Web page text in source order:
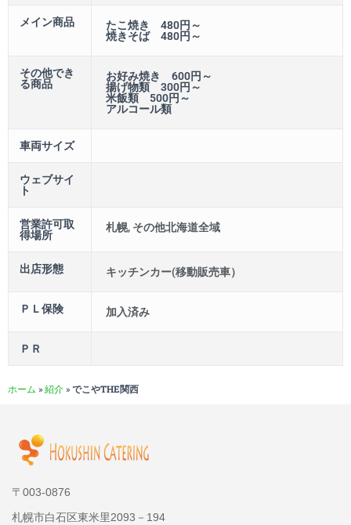
メイン商品
たこ焼き 480円～
焼きそば 480円～
その他でき
る商品
お好み焼き 600円～
揚げ物類 300円～
米飯類 500円～
アルコール類
車両サイズ
ウェブサイ
ト
営業許可取
得場所
札幌, その他北海道全域
出店形態 キッチンカー(移動販売車）
ＰＬ保険 加入済み
ＰＲ
ホーム » 紹介 » でこやTHE関西
〒003-0876
札幌市白石区東米里2093－194